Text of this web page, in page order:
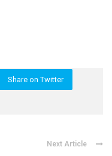
Share on Twitter
Next Article